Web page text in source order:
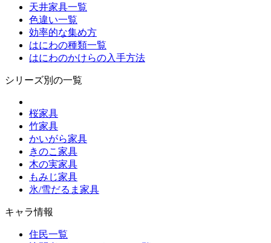
天井家具一覧
色違い一覧
効率的な集め方
はにわの種類一覧
はにわのかけらの入手方法
シリーズ別の一覧
桜家具
竹家具
かいがら家具
きのこ家具
木の実家具
もみじ家具
氷/雪だるま家具
キャラ情報
住民一覧